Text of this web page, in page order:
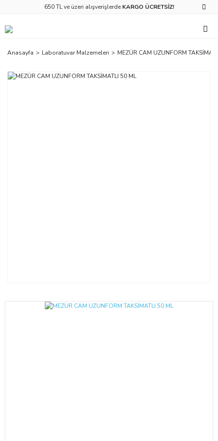
650 TL ve üzeri alışverişlerde KARGO ÜCRETSİZ!
Anasayfa Laboratuvar Malzemeleri MEZÜR CAM UZUNFORM